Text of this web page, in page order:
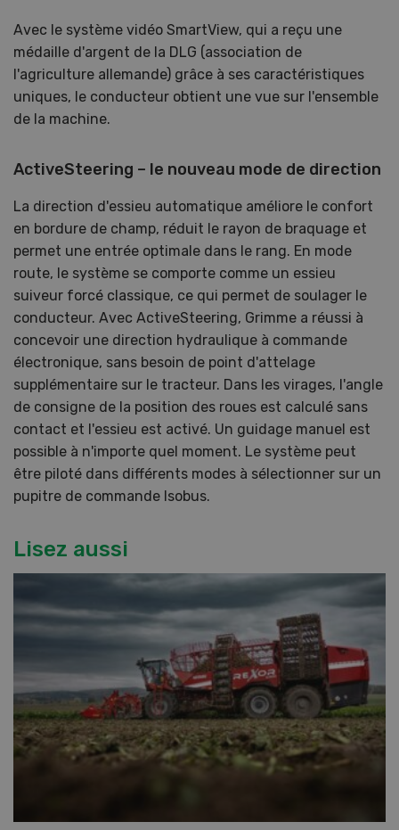
Avec le système vidéo SmartView, qui a reçu une
médaille d'argent de la DLG (association de
l'agriculture allemande) grâce à ses caractéristiques
uniques, le conducteur obtient une vue sur l'ensemble
de la machine.
ActiveSteering – le nouveau mode de direction
La direction d'essieu automatique améliore le confort
en bordure de champ, réduit le rayon de braquage et
permet une entrée optimale dans le rang. En mode
route, le système se comporte comme un essieu
suiveur forcé classique, ce qui permet de soulager le
conducteur. Avec ActiveSteering, Grimme a réussi à
concevoir une direction hydraulique à commande
électronique, sans besoin de point d'attelage
supplémentaire sur le tracteur. Dans les virages, l'angle
de consigne de la position des roues est calculé sans
contact et l'essieu est activé. Un guidage manuel est
possible à n'importe quel moment. Le système peut
être piloté dans différents modes à sélectionner sur un
pupitre de commande Isobus.
Lisez aussi